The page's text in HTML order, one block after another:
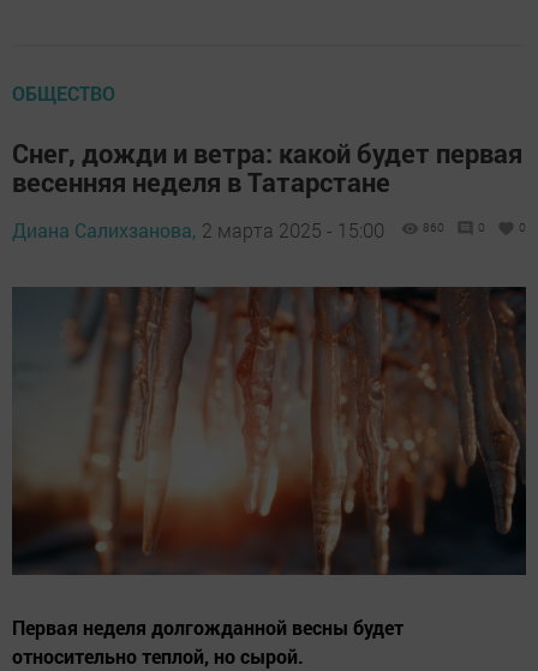
ОБЩЕСТВО
Снег, дожди и ветра: какой будет первая
весенняя неделя в Татарстане
Диана Салихзанова, 2 марта 2025 - 15:00 860 0 0
Первая неделя долгожданной весны будет
относительно теплой, но сырой.